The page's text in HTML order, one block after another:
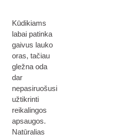
Kūdikiams
labai patinka
gaivus lauko
oras, tačiau
gležna oda
dar
nepasiruošusi
užtikrinti
reikalingos
apsaugos.
Natūralias